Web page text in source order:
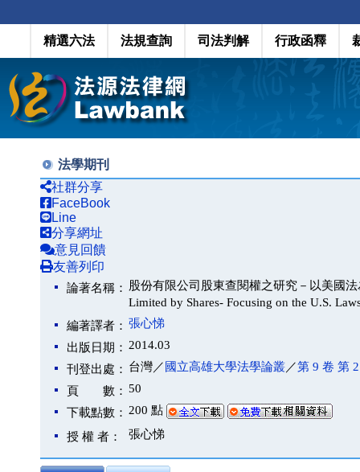
精選六法 法規查詢 司法判解 行政函釋
法學期刊
社群分享
FaceBook
Line
分享網址
意見回饋
友善列印
論著名稱： 股份有限公司股東查閱權之研究－以美國法
Limited by Shares- Focusing on the U.S.
編著譯者： 張心悌
出版日期： 2014.03
刊登出處： 台灣／ 國立高雄大學法學論叢／第 9 卷 第
頁 數： 50
下載點數： 200 點
授 權 者： 張心悌